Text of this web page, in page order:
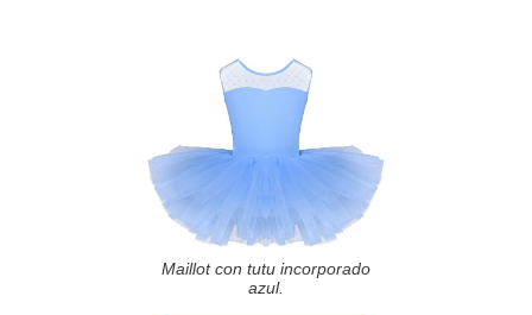
Maillot con tutu incorporado
azul.